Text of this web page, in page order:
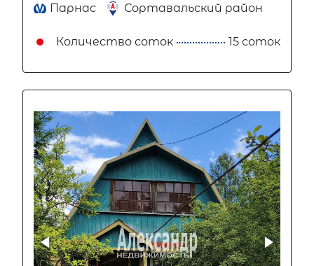
Парнас Сортавальский район
Количество соток 15 соток